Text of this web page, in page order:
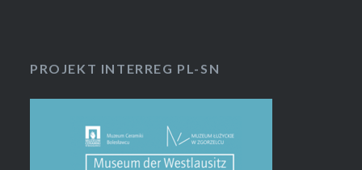
PROJEKT INTERREG PL-SN